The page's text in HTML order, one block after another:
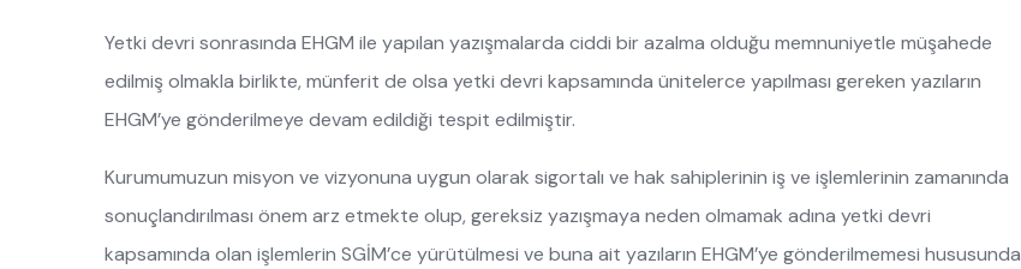
Yetki devri sonrasında EHGM ile yapılan yazışmalarda ciddi bir azalma olduğu memnuniyetle müşahede
edilmiş olmakla birlikte, münferit de olsa yetki devri kapsamında ünitelerce yapılması gereken yazıların
EHGM’ye gönderilmeye devam edildiği tespit edilmiştir.
Kurumumuzun misyon ve vizyonuna uygun olarak sigortalı ve hak sahiplerinin iş ve işlemlerinin zamanında
sonuçlandırılması önem arz etmekte olup, gereksiz yazışmaya neden olmamak adına yetki devri
kapsamında olan işlemlerin SGİM’ce yürütülmesi ve buna ait yazıların EHGM’ye gönderilmemesi hususunda